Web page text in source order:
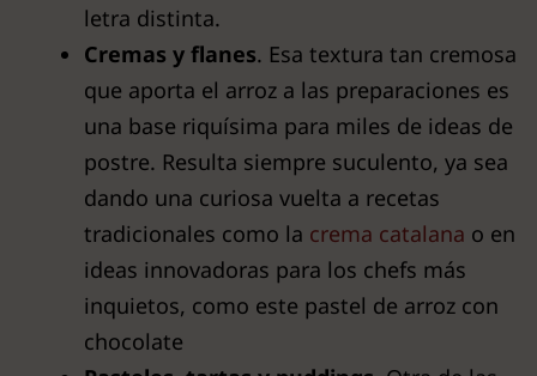
letra distinta.
Cremas y flanes. Esa textura tan cremosa
que aporta el arroz a las preparaciones es
una base riquísima para miles de ideas de
postre. Resulta siempre suculento, ya sea
dando una curiosa vuelta a recetas
tradicionales como la crema catalana o en
ideas innovadoras para los chefs más
inquietos, como este pastel de arroz con
chocolate